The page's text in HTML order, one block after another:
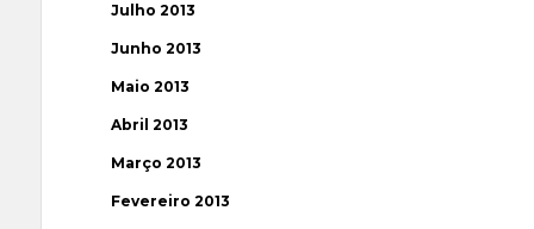
Julho 2013
Junho 2013
Maio 2013
Abril 2013
Março 2013
Fevereiro 2013